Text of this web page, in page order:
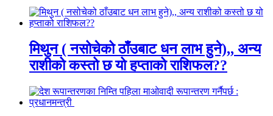
मिथुन ( नसोचेको ठाँउबाट धन लाभ हुने),, अन्य
राशीको कस्तो छ यो हप्ताको राशिफल??